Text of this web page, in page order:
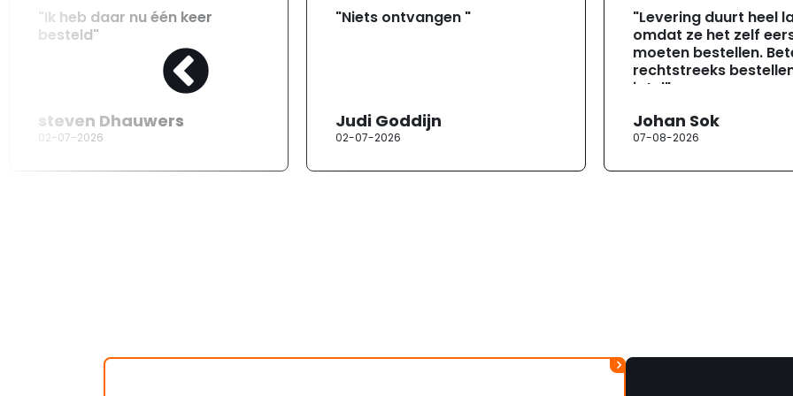
"Ik heb daar nu één keer
besteld"
steven Dhauwers
02-07-2026
"Niets ontvangen "
Judi Goddijn
02-07-2026
"Levering duurt heel
omdat ze het zelf
moeten bestellen.
rechtstreeks
jotul"
Johan Sok
07-08-2026